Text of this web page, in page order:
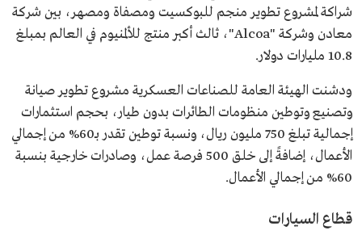
شراكة لمشروع تطوير منجم للبوكسيت ومصفاة ومصهر، بين شركة
معادن وشركة "Alcoa"، ثالث أكبر منتج للألمنيوم في العالم بمبلغ
10.8 مليارات دولار.
ودشنت الهيئة العامة للصناعات العسكرية مشروع تطوير صيانة
وتصنيع وتوطين منظومات الطائرات بدون طيار، بحجم استثمارات
إجمالية تبلغ 750 مليون ريال، ونسبة توطين تقدر بـ60% من إجمالي
الأعمال، إضافةً إلى خلق 500 فرصة عمل، وصادرات خارجية بنسبة
60% من إجمالي الأعمال.
قطاع السيارات